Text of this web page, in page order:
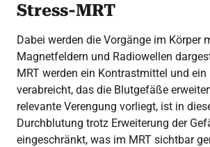
Stress-MRT
Dabei werden die Vorgänge im Körper
Magnetfeldern und Radiowellen
MRT werden ein Kontrastmittel und
verabreicht, das die Blutgefäße
relevante Verengung vorliegt, ist in
Durchblutung trotz Erweiterung der
eingeschränkt, was im MRT sichtbar